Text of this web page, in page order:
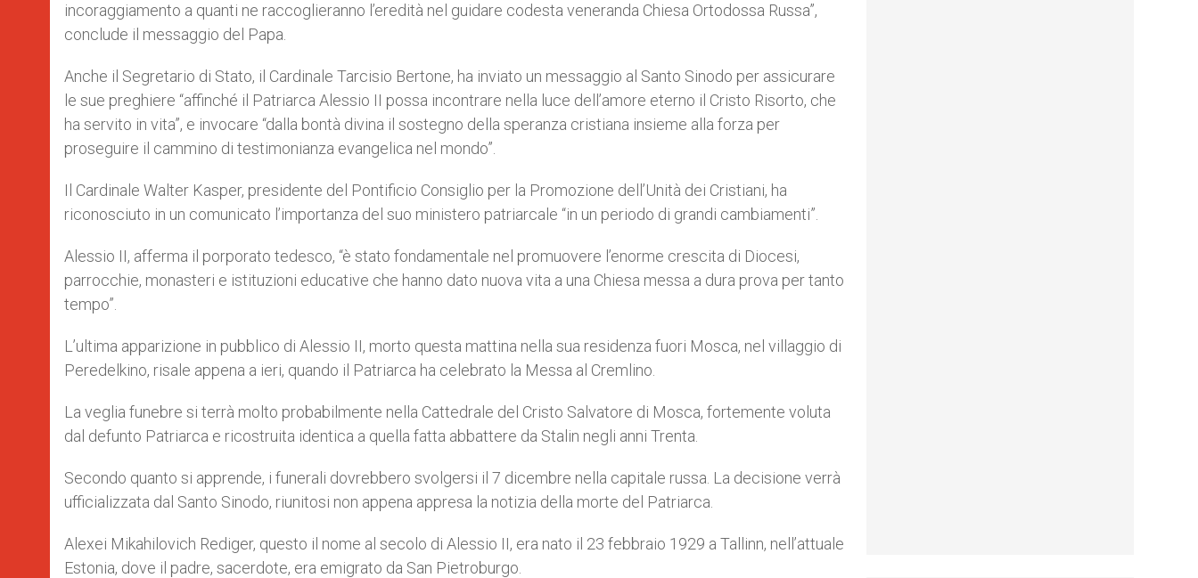
incoraggiamento a quanti ne raccoglieranno l’eredità nel guidare codesta veneranda Chiesa Ortodossa Russa”,
conclude il messaggio del Papa.
Anche il Segretario di Stato, il Cardinale Tarcisio Bertone, ha inviato un messaggio al Santo Sinodo per assicurare
le sue preghiere “affinché il Patriarca Alessio II possa incontrare nella luce dell’amore eterno il Cristo Risorto, che
ha servito in vita”, e invocare “dalla bontà divina il sostegno della speranza cristiana insieme alla forza per
proseguire il cammino di testimonianza evangelica nel mondo”.
Il Cardinale Walter Kasper, presidente del Pontificio Consiglio per la Promozione dell’Unità dei Cristiani, ha
riconosciuto in un comunicato l’importanza del suo ministero patriarcale “in un periodo di grandi cambiamenti”.
Alessio II, afferma il porporato tedesco, “è stato fondamentale nel promuovere l’enorme crescita di Diocesi,
parrocchie, monasteri e istituzioni educative che hanno dato nuova vita a una Chiesa messa a dura prova per tanto
tempo”.
L’ultima apparizione in pubblico di Alessio II, morto questa mattina nella sua residenza fuori Mosca, nel villaggio di
Peredelkino, risale appena a ieri, quando il Patriarca ha celebrato la Messa al Cremlino.
La veglia funebre si terrà molto probabilmente nella Cattedrale del Cristo Salvatore di Mosca, fortemente voluta
dal defunto Patriarca e ricostruita identica a quella fatta abbattere da Stalin negli anni Trenta.
Secondo quanto si apprende, i funerali dovrebbero svolgersi il 7 dicembre nella capitale russa. La decisione verrà
ufficializzata dal Santo Sinodo, riunitosi non appena appresa la notizia della morte del Patriarca.
Alexei Mikahilovich Rediger, questo il nome al secolo di Alessio II, era nato il 23 febbraio 1929 a Tallinn, nell’attuale
Estonia, dove il padre, sacerdote, era emigrato da San Pietroburgo.